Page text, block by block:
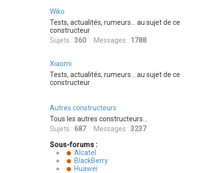
Wiko
Tests, actualités, rumeurs... au sujet de ce
constructeur
Sujets : 360 Messages : 1788
Xiaomi
Tests, actualités, rumeurs... au sujet de ce
constructeur
Autres constructeurs
Tous les autres constructeurs...
Sujets : 687Messages : 3237
Sous-forums :
Alcatel
BlackBerry
Huawei